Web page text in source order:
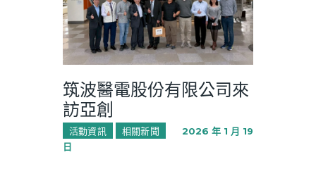
筑波醫電股份有限公司來
訪亞創
活動資訊 相關新聞
2026 年 1 月 19
日